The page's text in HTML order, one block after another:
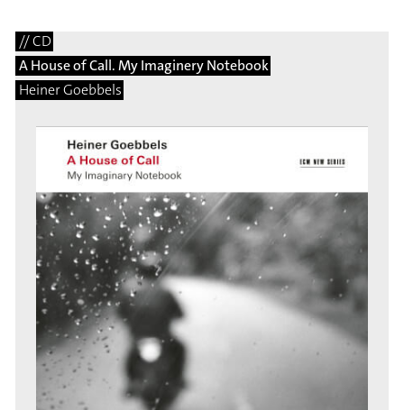
// CD
A House of Call. My Imaginery Notebook
Heiner Goebbels